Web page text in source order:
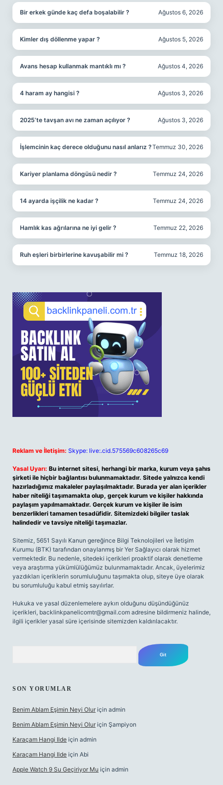
Bir erkek günde kaç defa boşalabilir ? Ağustos 6, 2026
Kimler dış döllenme yapar ? Ağustos 5, 2026
Avans hesap kullanmak mantıklı mı ? Ağustos 4, 2026
4 haram ay hangisi ? Ağustos 3, 2026
2025’te tavşan avı ne zaman açılıyor ? Ağustos 3, 2026
İşlemcinin kaç derece olduğunu nasıl anlarız ?Temmuz 30, 2026
Kariyer planlama döngüsü nedir ? Temmuz 24, 2026
14 ayarda işçilik ne kadar ? Temmuz 24, 2026
Hamlık kas ağrılarına ne iyi gelir ? Temmuz 22, 2026
Ruh eşleri birbirlerine kavuşabilir mi ? Temmuz 18, 2026
Reklam ve İletişim: Skype: live:.cid.575569c608265c69
Yasal Uyarı: Bu internet sitesi, herhangi bir marka, kurum veya şahıs
şirketi ile hiçbir bağlantısı bulunmamaktadır. Sitede yalnızca kendi
hazırladığımız makaleler paylaşılmaktadır. Burada yer alan içerikler
haber niteliği taşımamakta olup, gerçek kurum ve kişiler hakkında
paylaşım yapılmamaktadır. Gerçek kurum ve kişiler ile isim
benzerlikleri tamamen tesadüfidir. Sitemizdeki bilgiler taslak
halindedir ve tavsiye niteliği taşımazlar.
Sitemiz, 5651 Sayılı Kanun gereğince Bilgi Teknolojileri ve İletişim
Kurumu (BTK) tarafından onaylanmış bir Yer Sağlayıcı olarak hizmet
vermektedir. Bu nedenle, sitedeki içerikleri proaktif olarak denetleme
veya araştırma yükümlülüğümüz bulunmamaktadır. Ancak, üyelerimiz
yazdıkları içeriklerin sorumluluğunu taşımakta olup, siteye üye olarak
bu sorumluluğu kabul etmiş sayılırlar.
Hukuka ve yasal düzenlemelere aykırı olduğunu düşündüğünüz
içerikleri, backlinkpanelicomtr@gmail.com adresine bildirmeniz halinde,
ilgili içerikler yasal süre içerisinde sitemizden kaldırılacaktır.
SON YORUMLAR
Benim Ablam Eşimin Neyi Olur için admin
Benim Ablam Eşimin Neyi Olur için Şampiyon
Karaçam Hangi Ilde için admin
Karaçam Hangi Ilde için Abi
Apple Watch 9 Su Geçiriyor Mu için admin